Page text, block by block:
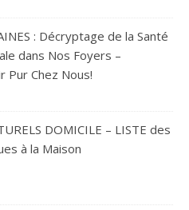
: Décryptage de la Santé
dans Nos Foyers –
Pur Chez Nous!
DOMICILE – LISTE des
à la Maison